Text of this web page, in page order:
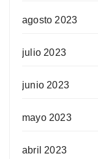
agosto 2023
julio 2023
junio 2023
mayo 2023
abril 2023